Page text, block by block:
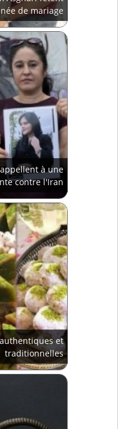
de mariage
à une
contre l'Iran
et
traditionnelles